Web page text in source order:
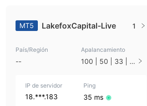
MT5 LakefoxCapital-Live 1
País/Región
--
Apalancamiento
100 | 50 | 33 | 2
IP de servidor
18.***.183
Ping
35 ms